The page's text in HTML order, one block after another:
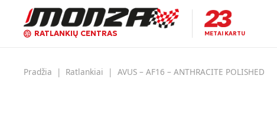
RATLANKIŲ CENTRAS METAI KARTU
Pradžia | Ratlankiai | AVUS – AF16 – ANTHRACITE POLISHED